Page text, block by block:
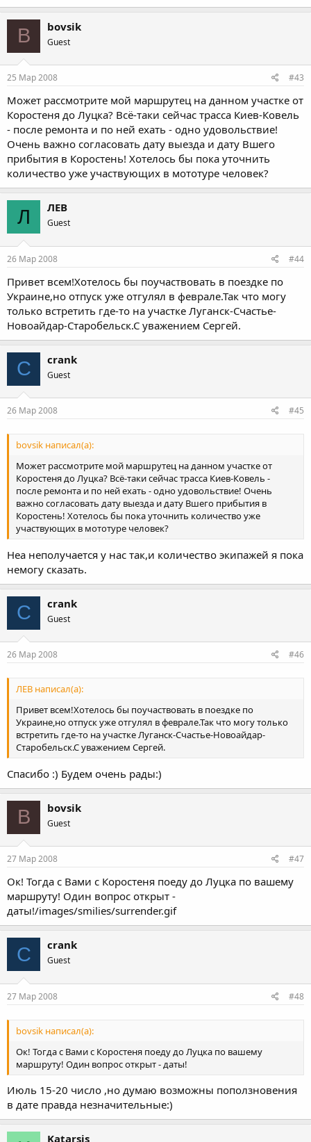
B bovsik
Guest
25 Мар 2008 #43
Может рассмотрите мой маршрутец на данном участке от
Коростеня до Луцка? Всё-таки сейчас трасса Киев-Ковель
- после ремонта и по ней ехать - одно удовольствие!
Очень важно согласовать дату выезда и дату Вшего
прибытия в Коростень! Хотелось бы пока уточнить
количество уже участвующих в мототуре человек?
Л ЛЕВ
Guest
26 Мар 2008 #44
Привет всем!Хотелось бы поучаствовать в поездке по
Украине,но отпуск уже отгулял в феврале.Так что могу
только встретить где-то на участке Луганск-Счастье-
Новоайдар-Старобельск.С уважением Сергей.
C crank
Guest
26 Мар 2008 #45
bovsik написал(а):
Может рассмотрите мой маршрутец на данном участке от
Коростеня до Луцка? Всё-таки сейчас трасса Киев-Ковель -
после ремонта и по ней ехать - одно удовольствие! Очень
важно согласовать дату выезда и дату Вшего прибытия в
Коростень! Хотелось бы пока уточнить количество уже
участвующих в мототуре человек?
Неа неполучается у нас так,и количество экипажей я пока
немогу сказать.
C crank
Guest
26 Мар 2008 #46
ЛЕВ написал(а):
Привет всем!Хотелось бы поучаствовать в поездке по
Украине,но отпуск уже отгулял в феврале.Так что могу только
встретить где-то на участке Луганск-Счастье-Новоайдар-
Старобельск.С уважением Сергей.
Спасибо :) Будем очень рады:)
B bovsik
Guest
27 Мар 2008 #47
Ок! Тогда с Вами с Коростеня поеду до Луцка по вашему
маршруту! Один вопрос открыт -
даты!/images/smilies/surrender.gif
C crank
Guest
27 Мар 2008 #48
bovsik написал(а):
Ок! Тогда с Вами с Коростеня поеду до Луцка по вашему
маршруту! Один вопрос открыт - даты!
Июль 15-20 число ,но думаю возможны поползновения
в дате правда незначительные:)
Katarsis